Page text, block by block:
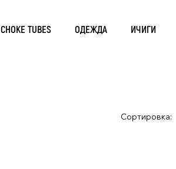
CHOKE TUBES ОДЕЖДА ИЧИГИ
Сортировка: